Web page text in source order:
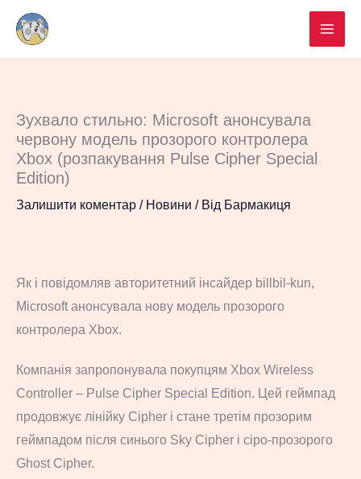
Перейти
вмісту
Зухвало стильно: Microsoft анонсувала
червону модель прозорого контролера
Xbox (розпакування Pulse Cipher Special
Edition)
Залишити коментар / Новини / Від Бармакиця
Як і повідомляв авторитетний інсайдер billbil-kun,
Microsoft анонсувала нову модель прозорого
контролера Xbox.
Компанія запропонувала покупцям Xbox Wireless
Controller – Pulse Cipher Special Edition. Цей геймпад
продовжує лінійку Cipher і стане третім прозорим
геймпадом після синього Sky Cipher і сіро-прозорого
Ghost Cipher.